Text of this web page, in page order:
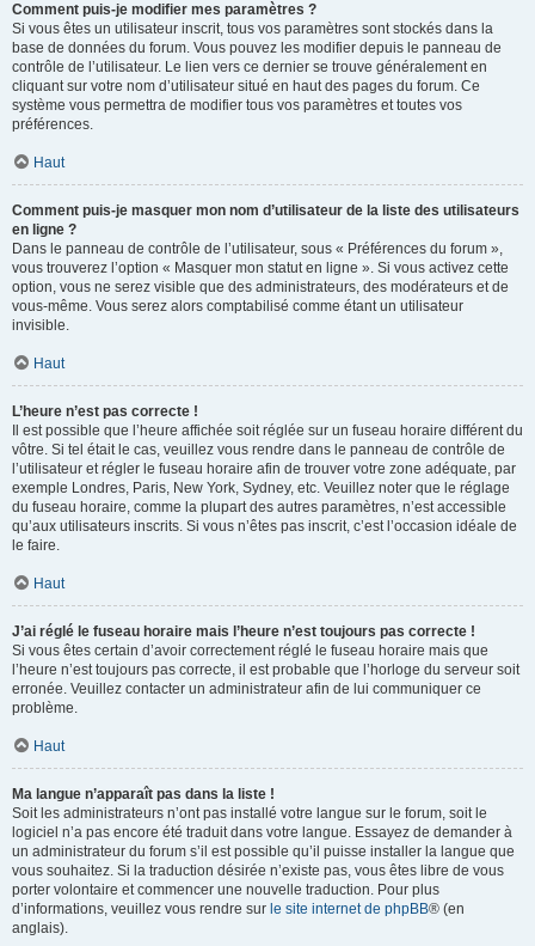
Comment puis-je modifier mes paramètres ?
Si vous êtes un utilisateur inscrit, tous vos paramètres sont stockés dans la
base de données du forum. Vous pouvez les modifier depuis le panneau de
contrôle de l’utilisateur. Le lien vers ce dernier se trouve généralement en
cliquant sur votre nom d’utilisateur situé en haut des pages du forum. Ce
système vous permettra de modifier tous vos paramètres et toutes vos
préférences.
Haut
Comment puis-je masquer mon nom d’utilisateur de la liste des utilisateurs
en ligne ?
Dans le panneau de contrôle de l’utilisateur, sous « Préférences du forum »,
vous trouverez l’option « Masquer mon statut en ligne ». Si vous activez cette
option, vous ne serez visible que des administrateurs, des modérateurs et de
vous-même. Vous serez alors comptabilisé comme étant un utilisateur
invisible.
Haut
L’heure n’est pas correcte !
Il est possible que l’heure affichée soit réglée sur un fuseau horaire différent du
vôtre. Si tel était le cas, veuillez vous rendre dans le panneau de contrôle de
l’utilisateur et régler le fuseau horaire afin de trouver votre zone adéquate, par
exemple Londres, Paris, New York, Sydney, etc. Veuillez noter que le réglage
du fuseau horaire, comme la plupart des autres paramètres, n’est accessible
qu’aux utilisateurs inscrits. Si vous n’êtes pas inscrit, c’est l’occasion idéale de
le faire.
Haut
J’ai réglé le fuseau horaire mais l’heure n’est toujours pas correcte !
Si vous êtes certain d’avoir correctement réglé le fuseau horaire mais que
l’heure n’est toujours pas correcte, il est probable que l’horloge du serveur soit
erronée. Veuillez contacter un administrateur afin de lui communiquer ce
problème.
Haut
Ma langue n’apparaît pas dans la liste !
Soit les administrateurs n’ont pas installé votre langue sur le forum, soit le
logiciel n’a pas encore été traduit dans votre langue. Essayez de demander à
un administrateur du forum s’il est possible qu’il puisse installer la langue que
vous souhaitez. Si la traduction désirée n’existe pas, vous êtes libre de vous
porter volontaire et commencer une nouvelle traduction. Pour plus
d’informations, veuillez vous rendre sur le site internet de phpBB® (en
anglais).